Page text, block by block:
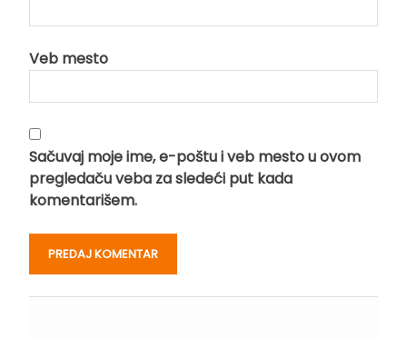
Veb mesto
Sačuvaj moje ime, e-poštu i veb mesto u ovom
pregledaču veba za sledeći put kada
komentarišem.